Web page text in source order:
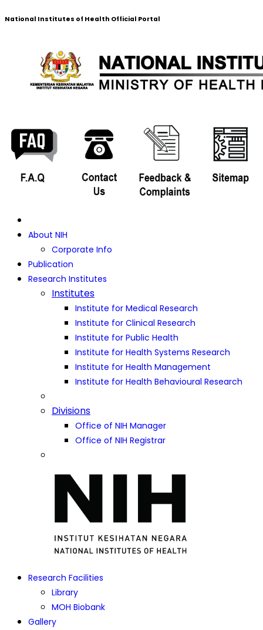
National Institutes of Health Official Portal
About NIH
Corporate Info
Publication
Research Institutes
Institutes
Institute for Medical Research
Institute for Clinical Research
Institute for Public Health
Institute for Health Systems Research
Institute for Health Management
Institute for Health Behavioural Research
Divisions
Office of NIH Manager
Office of NIH Registrar
Research Facilities
Library
MOH Biobank
Gallery